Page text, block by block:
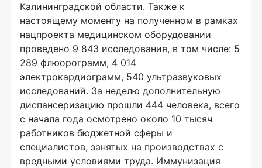
Калининградской области. Также к
настоящему моменту на полученном в рамках
нацпроекта медицинском оборудовании
проведено 9 843 исследования, в том числе: 5
289 флюорограмм, 4 014
электрокардиограмм, 540 ультразвуковых
исследований. За неделю дополнительную
диспансеризацию прошли 444 человека, всего
с начала года осмотрено около 10 тысяч
работников бюджетной сферы и
специалистов, занятых на производствах с
вредными условиями труда. Иммунизация